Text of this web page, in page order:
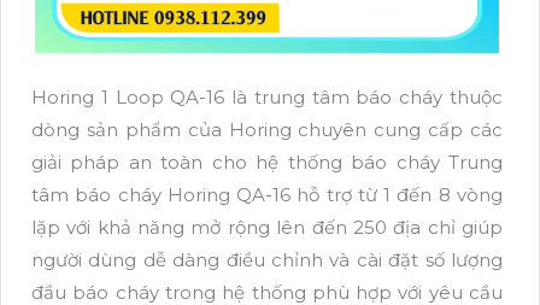
Horing 1 Loop QA-16 là trung tâm báo cháy thuộc
dòng sản phẩm của Horing chuyên cung cấp các
giải pháp an toàn cho hệ thống báo cháy Trung
tâm báo cháy Horing QA-16 hỗ trợ từ 1 đến 8 vòng
lặp với khả năng mở rộng lên đến 250 địa chỉ giúp
người dùng dễ dàng điều chỉnh và cài đặt số lượng
đầu báo cháy trong hệ thống phù hợp với yêu cầu